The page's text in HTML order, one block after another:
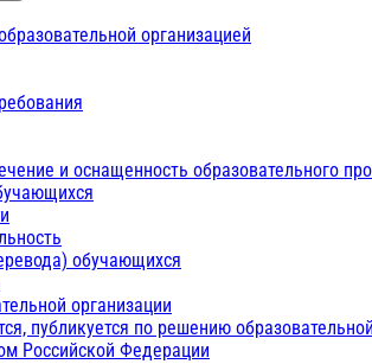
организацией
и оснащенность образовательного
обучающихся
организации
публикуется по решению
Российской Федерации